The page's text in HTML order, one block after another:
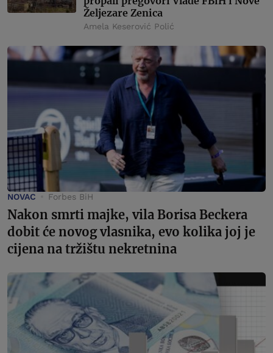
Željezare Zenica
Amela Keserović Polić
NOVAC Forbes BiH
Nakon smrti majke, vila Borisa Beckera
dobit će novog vlasnika, evo kolika joj je
cijena na tržištu nekretnina